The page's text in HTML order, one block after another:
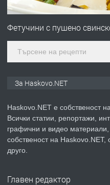
ПРЕДЛАГА
№4120
ПРЕДЛАГА
Фетучини с пушено
За Haskovo.NET
Haskovo.NET е
Всички статии, репортажи,
графични и видео материали,
собственост на
друго.
Главен редактор